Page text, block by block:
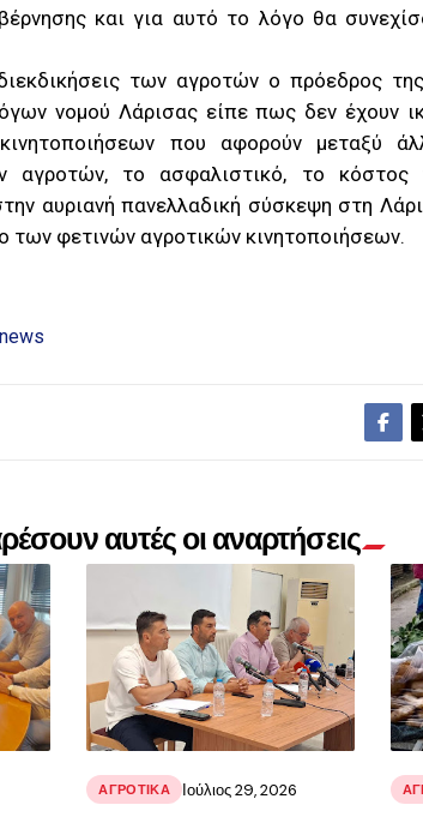
και για αυτό το λόγο θα
των αγροτών ο πρόεδρος
νομού Λάρισας είπε πως δεν έχουν
που αφορούν μεταξύ
αγροτών, το ασφαλιστικό, το κόστος
αυριανή πανελλαδική σύσκεψη στη
των φετινών αγροτικών κινητοποιήσεων.
news
αυτές οι αναρτήσεις
ΑΓΡΟΤΙΚΑ Ιούλιος 29, 2026